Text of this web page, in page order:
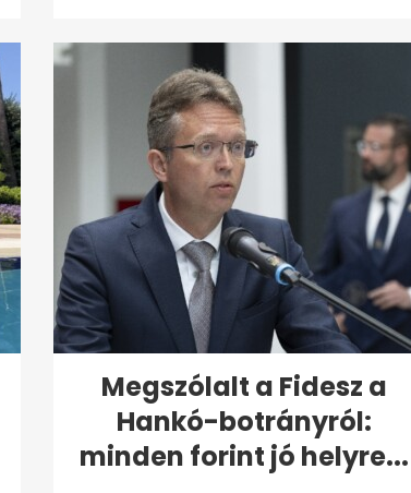
Megszólalt a Fidesz a
Hankó-botrányról:
minden forint jó helyre...